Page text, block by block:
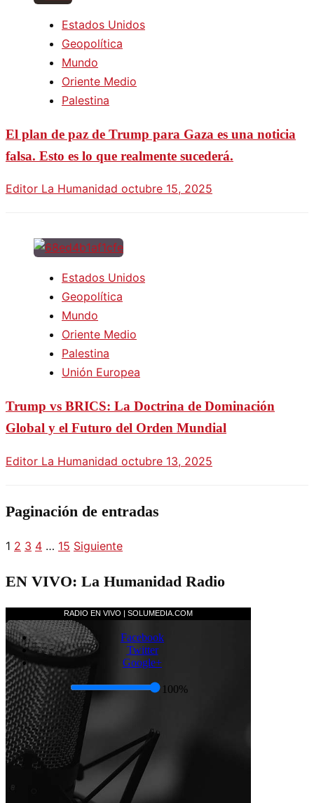
Estados Unidos
Geopolítica
Mundo
Oriente Medio
Palestina
El plan de paz de Trump para Gaza es una noticia
falsa. Esto es lo que realmente sucederá.
Editor La Humanidad octubre 15, 2025
Estados Unidos
Geopolítica
Mundo
Oriente Medio
Palestina
Unión Europea
Trump vs BRICS: La Doctrina de Dominación
Global y el Futuro del Orden Mundial
Editor La Humanidad octubre 13, 2025
Paginación de entradas
1 2 3 4 … 15 Siguiente
EN VIVO: La Humanidad Radio